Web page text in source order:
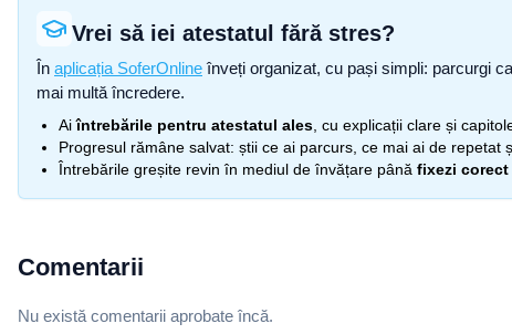
Vrei să iei atestatul fără stres?
În aplicația SoferOnline înveți organizat, cu pași simpli: parcurgi
mai multă încredere.
Aiîntrebările pentru atestatul ales , cu explicații clare și
Progresul rămâne salvat: știi ce ai parcurs, ce mai ai de repetat
Întrebările greșite revin în mediul de învățare până fixezi
Comentarii
Nu există comentarii aprobate încă.